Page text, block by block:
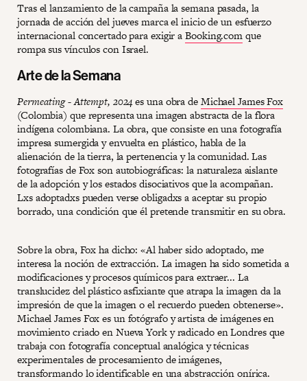
Tras el lanzamiento de la campaña la semana pasada, la
jornada de acción del jueves marca el inicio de un esfuerzo
internacional concertado para exigir aBooking.comque
rompa sus vínculos con Israel.
Arte de la Semana
Permeating - Attempt, 2024es una obra deMichael James Fox
(Colombia) que representa una imagen abstracta de la flora
indígena colombiana. La obra, que consiste en una fotografía
impresa sumergida y envuelta en plástico, habla de la
alienación de la tierra, la pertenencia y la comunidad. Las
fotografías de Fox son autobiográficas: la naturaleza aislante
de la adopción y los estados disociativos que la acompañan.
Lxs adoptadxs pueden verse obligadxs a aceptar su propio
borrado, una condición que él pretende transmitir en su obra.
Sobre la obra, Fox ha dicho: «Al haber sido adoptado, me
interesa la noción de extracción. La imagen ha sido sometida a
modificaciones y procesos químicos para extraer... La
translucidez del plástico asfixiante que atrapa la imagen da la
impresión de que la imagen o el recuerdo pueden obtenerse».
Michael James Fox es un fotógrafo y artista de imágenes en
movimiento criado en Nueva York y radicado en Londres que
trabaja con fotografía conceptual analógica y técnicas
experimentales de procesamiento de imágenes,
transformando lo identificable en una abstracción onírica.